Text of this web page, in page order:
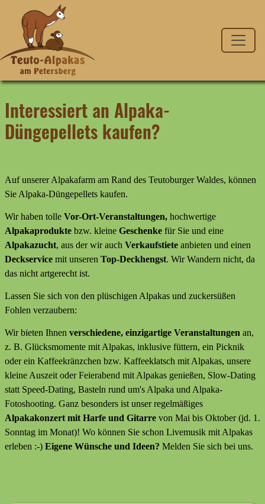
Interessiert an Alpaka-
Düngepellets kaufen?
Auf unserer Alpakafarm am Rand des Teutoburger Waldes, können
Sie Alpaka-Düngepellets kaufen.
Wir haben tolle Vor-Ort-Veranstaltungen, hochwertige
Alpakaprodukte bzw. kleine Geschenke für Sie und eine
Alpakazucht, aus der wir auch Verkaufstiete anbieten und einen
Deckservice mit unseren Top-Deckhengst. Wir Wandern nicht, da
das nicht artgerecht ist.
Lassen Sie sich von den plüschigen Alpakas und zuckersüßen
Fohlen verzaubern:
Wir bieten Ihnen verschiedene, einzigartige Veranstaltungen an,
z. B. Glücksmomente mit Alpakas, inklusive füttern, ein Picknik
oder ein Kaffeekränzchen bzw. Kaffeeklatsch mit Alpakas, unsere
kleine Auszeit oder Feierabend mit Alpakas genießen, Slow-Dating
statt Speed-Dating, Basteln rund um's Alpaka und Alpaka-
Fotoshooting. Ganz besonders ist unser regelmäßiges
Alpakakonzert mit Harfe und Gitarre von Mai bis Oktober (jd. 1.
Sonntag im Monat)! Wo können Sie schon Livemusik mit Alpakas
erleben :-) Eigene Wünsche und Ideen? Melden Sie sich bei uns.